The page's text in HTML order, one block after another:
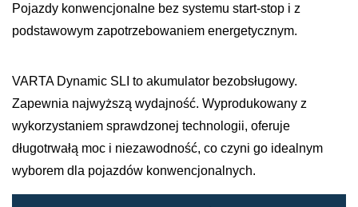
Pojazdy konwencjonalne bez systemu start-stop i z
podstawowym zapotrzebowaniem energetycznym.
VARTA Dynamic SLI to akumulator bezobsługowy.
Zapewnia najwyższą wydajność. Wyprodukowany z
wykorzystaniem sprawdzonej technologii, oferuje
długotrwałą moc i niezawodność, co czyni go idealnym
wyborem dla pojazdów konwencjonalnych.